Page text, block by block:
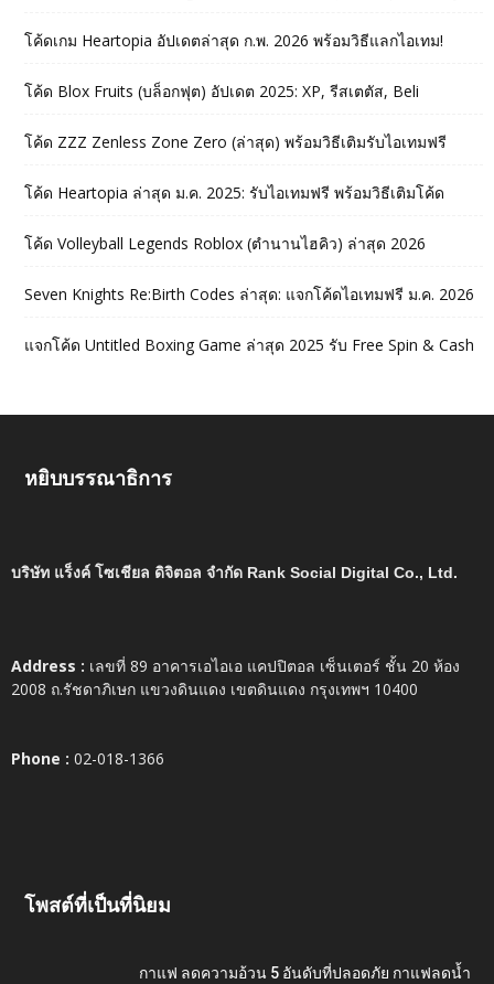
โค้ดเกม Heartopia อัปเดตล่าสุด ก.พ. 2026 พร้อมวิธีแลกไอเทม!
โค้ด Blox Fruits (บล็อกฟุต) อัปเดต 2025: XP, รีสเตตัส, Beli
โค้ด ZZZ Zenless Zone Zero (ล่าสุด) พร้อมวิธีเติมรับไอเทมฟรี
โค้ด Heartopia ล่าสุด ม.ค. 2025: รับไอเทมฟรี พร้อมวิธีเติมโค้ด
โค้ด Volleyball Legends Roblox (ตำนานไฮคิว) ล่าสุด 2026
Seven Knights Re:Birth Codes ล่าสุด: แจกโค้ดไอเทมฟรี ม.ค. 2026
แจกโค้ด Untitled Boxing Game ล่าสุด 2025 รับ Free Spin & Cash
หยิบบรรณาธิการ
บริษัท แร็งค์ โซเชียล ดิจิตอล จำกัด Rank Social Digital Co., Ltd.
Address : เลขที่ 89 อาคารเอไอเอ แคปปิตอล เซ็นเตอร์ ชั้น 20 ห้อง
2008 ถ.รัชดาภิเษก แขวงดินแดง เขตดินแดง กรุงเทพฯ 10400
Phone : 02-018-1366
โพสต์ที่เป็นที่นิยม
กาแฟ ลดความอ้วน 5 อันดับที่ปลอดภัย กาแฟลดน้ำ